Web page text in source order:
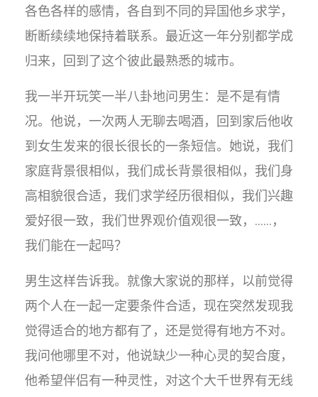
各色各样的感情，各自到不同的异国他乡求学，
断断续续地保持着联系。最近这一年分别都学成
归来，回到了这个彼此最熟悉的城市。
我一半开玩笑一半八卦地问​男生：是不是有情
况。他说，一次两人无聊去喝酒，回到家后他收
到女生发来的很长很长的一条短信。她说，我们
家庭背景很相似，我们成长背景很相似，我们身
高相貌很合适，我们求学经历很相似，我们兴趣
爱好很一致，我们世界观价值观很一致，……，
我们能在一起吗？
​男生这样告诉我。就像大家说的那样，以前觉得
两个人在一起一定要条件合适，现在突然发现我
觉得适合的地方都有了，还是觉得有地方不对。
我问他哪里不对，他说缺少一种心灵的契合度，
他希望伴侣有一种灵性，对这个大千世界有无线